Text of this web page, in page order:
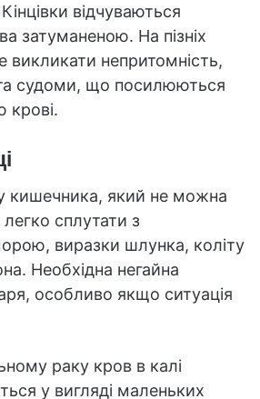
відчуваються
затуманеною. На пізніх
викликати непритомність,
судоми, що посилюються
крові.
кишечника, який не можна
сплутати з
виразки шлунка, коліту
Необхідна негайна
особливо якщо ситуація
раку кров в калі
у вигляді маленьких